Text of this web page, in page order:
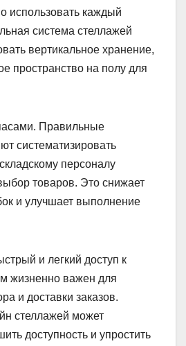
использовать каждый
система стеллажей
вертикальное хранение,
пространство на полу для
Правильные
систематизировать
персоналу
товаров. Это снижает
и улучшает выполнение
и легкий доступ к
жизненно важен для
и доставки заказов.
стеллажей может
доступность и упростить